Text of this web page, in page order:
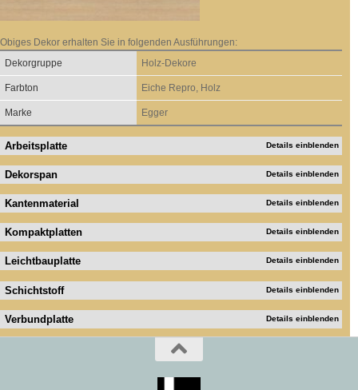
Obiges Dekor erhalten Sie in folgenden Ausführungen:
Dekorgruppe
Holz-Dekore
Farbton Eiche Repro, Holz
Marke Egger
Arbeitsplatte Details einblenden
Dekorspan Details einblenden
Kantenmaterial Details einblenden
Kompaktplatten Details einblenden
Leichtbauplatte Details einblenden
Schichtstoff Details einblenden
Verbundplatte Details einblenden